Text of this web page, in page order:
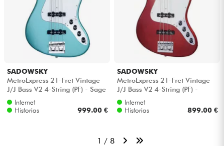
SADOWSKY
MetroExpress 21-Fret Vintage
J/J Bass V2 4-String (PF) - Sage
green metallic
Internet
Historias
999.00 €
SADOWSKY
MetroExpress 21-Fret Vintage
J/J Bass V2 4-String (PF) -
Candy apple red metallic
Internet
Historias
899.00 €
1 / 8